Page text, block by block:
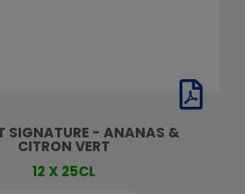
SIGNATURE - ANANAS &
CITRON VERT
12 X 25CL